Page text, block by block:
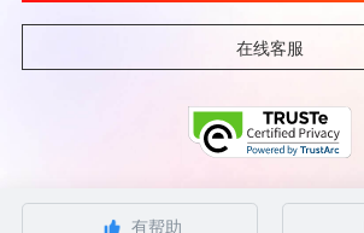
有帮助
在线客服
©北京金山云网络技术有限公司 2026 Ksyun All Rights